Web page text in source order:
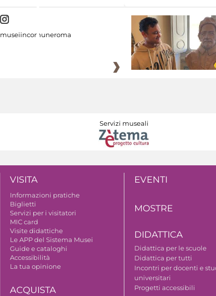
museiincomuneroma
Servizi museali
VISITA
Informazioni pratiche
Biglietti
Servizi per i visitatori
MIC card
Visite didattiche
Le APP del Sistema Musei
Guide e cataloghi
Accessibilità
La tua opinione
ACQUISTA
EVENTI
MOSTRE
DIDATTICA
Didattica per le scuole
Didattica per tutti
Incontri per docenti e
universitari
Progetti accessibili